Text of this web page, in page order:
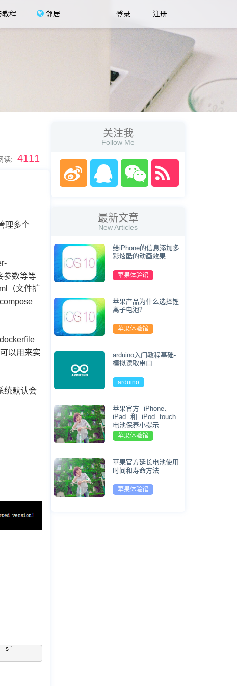
教程 邻居 登录 注册
读: 4111
理多个
参数等等
（文件扩
以用来实
统默认会
-s`-
关注我
Follow Me
最新文章
New Articles
给iPhone的信息添加多
彩炫酷的动画效果
苹果体验馆
苹果产品为什么选择锂
离子电池？
苹果体验馆
arduino入门教程基础-
模拟读取串口
arduino
苹果官方 iPhone、
iPad 和 iPod touch
电池保养小提示
苹果体验馆
苹果官方延长电池使用
时间和寿命方法
苹果体验馆